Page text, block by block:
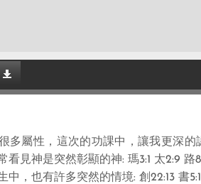
多屬性，這次的功課中，讓我更深
看見神是突然彰顯的神: 瑪3:1 太2:9 路
中，也有許多突然的情境: 創22:13 書